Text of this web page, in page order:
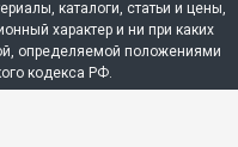
каталоги, статьи и цены,
характер и ни при каких
определяемой положениями
кодекса РФ.